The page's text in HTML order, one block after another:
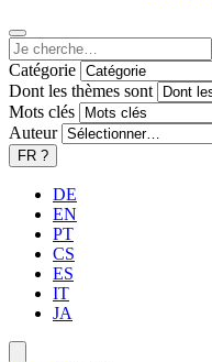
Catégorie
Dont les thèmes sont
Mots clés
Auteur
FR ?
DE
EN
PT
CS
ES
IT
JA